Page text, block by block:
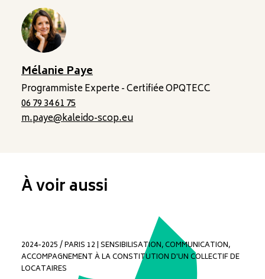
Mélanie Paye
Programmiste Experte - Certifiée OPQTECC
06 79 34 61 75
m.paye@kaleido-scop.eu
À voir aussi
2024-2025 / PARIS 12 | SENSIBILISATION, COMMUNICATION,
ACCOMPAGNEMENT À LA CONSTITUTION D'UN COLLECTIF DE
LOCATAIRES